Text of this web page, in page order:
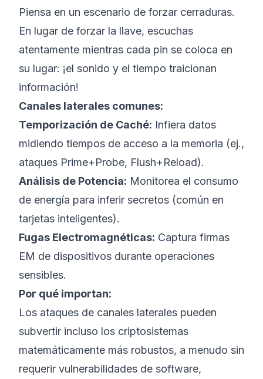
Piensa en un escenario de forzar cerraduras.
En lugar de forzar la llave, escuchas
atentamente mientras cada pin se coloca en
su lugar: ¡el sonido y el tiempo traicionan
información!
Canales laterales comunes:
Temporización de Caché: Infiera datos
midiendo tiempos de acceso a la memoria (ej.,
ataques Prime+Probe, Flush+Reload).
Análisis de Potencia: Monitorea el consumo
de energía para inferir secretos (común en
tarjetas inteligentes).
Fugas Electromagnéticas: Captura firmas
EM de dispositivos durante operaciones
sensibles.
Por qué importan:
Los ataques de canales laterales pueden
subvertir incluso los criptosistemas
matemáticamente más robustos, a menudo sin
requerir vulnerabilidades de software,